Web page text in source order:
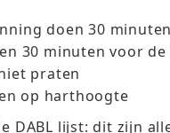
doen 30
30 minuten voor
praten
op harthoogte
DABL lijst: dit zijn